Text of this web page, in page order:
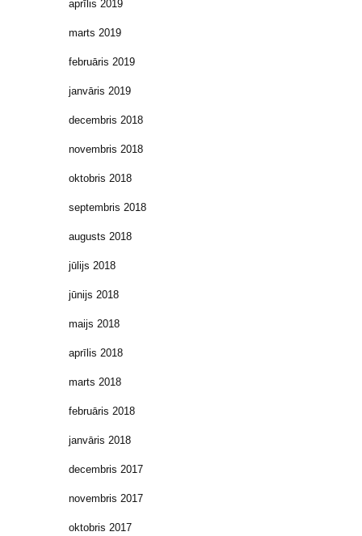
aprīlis 2019
marts 2019
februāris 2019
janvāris 2019
decembris 2018
novembris 2018
oktobris 2018
septembris 2018
augusts 2018
jūlijs 2018
jūnijs 2018
maijs 2018
aprīlis 2018
marts 2018
februāris 2018
janvāris 2018
decembris 2017
novembris 2017
oktobris 2017